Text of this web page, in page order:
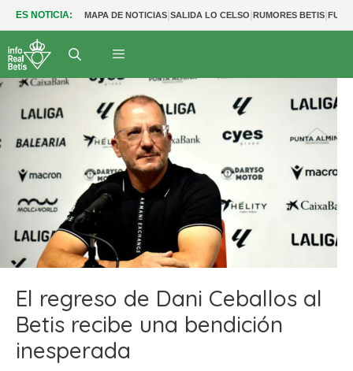
ES NOTICIA: MAPA DE NOTICIAS|SALIDA LO CELSO|RUMORES BETIS|
El regreso de Dani Ceballos al
Betis recibe una bendición
inesperada